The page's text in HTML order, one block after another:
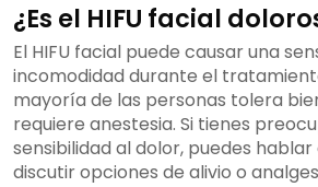
¿Es el HIFU facial
El HIFU facial puede causar una
incomodidad durante el
mayoría de las personas tolera
requiere anestesia. Si tienes
sensibilidad al dolor, puedes
discutir opciones de alivio o